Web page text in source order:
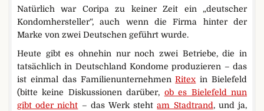
Natürlich war Coripa zu keiner Zeit ein „deutscher
Kondomhersteller“, auch wenn die Firma hinter der
Marke von zwei Deutschen geführt wurde.
Heute gibt es ohnehin nur noch zwei Betriebe, die in
tatsächlich in Deutschland Kondome produzieren – das
ist einmal das FamilienunternehmenRitex in Bielefeld
(bitte keine Diskussionen darüber, ob es Bielefeld nun
gibt oder nicht – das Werk stehtam Stadtrand, und ja,